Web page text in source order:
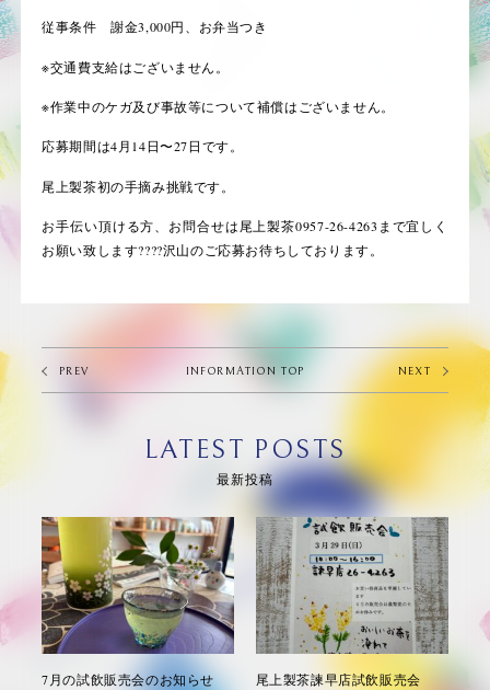
従事条件 謝金3,000円、お弁当つき
※交通費支給はございません。
※作業中のケガ及び事故等について補償はございません。
応募期間は4月14日〜27日です。
尾上製茶初の手摘み挑戦です。
お手伝い頂ける方、お問合せは尾上製茶0957-26-4263まで宜しく
お願い致します????沢山のご応募お待ちしております。
PREV INFORMATION TOP NEXT
LATEST POSTS
最新投稿
7月の試飲販売会のお知らせ 尾上製茶諫早店試飲販売会